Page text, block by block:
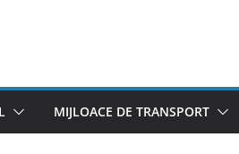
MIJLOACE DE TRANSPORT